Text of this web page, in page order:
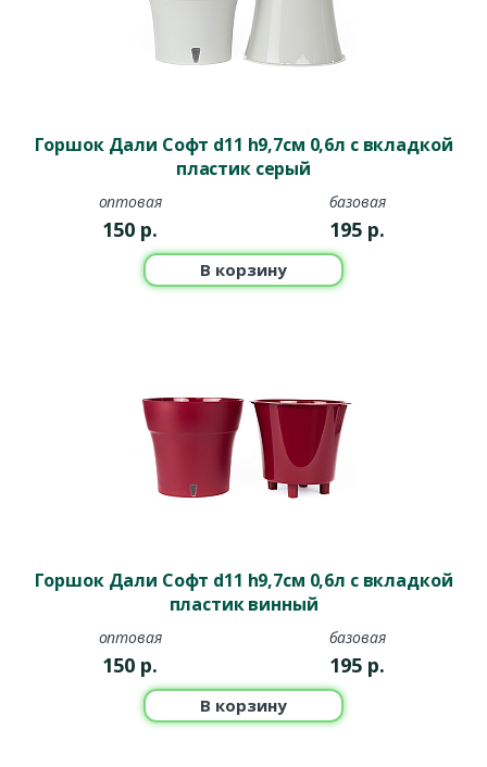
Горшок Дали Софт d11 h9,7см 0,6л с вкладкой
пластик серый
оптовая
150 р.
базовая
195 р.
В корзину
Горшок Дали Софт d11 h9,7см 0,6л с вкладкой
пластик винный
оптовая
150 р.
базовая
195 р.
В корзину